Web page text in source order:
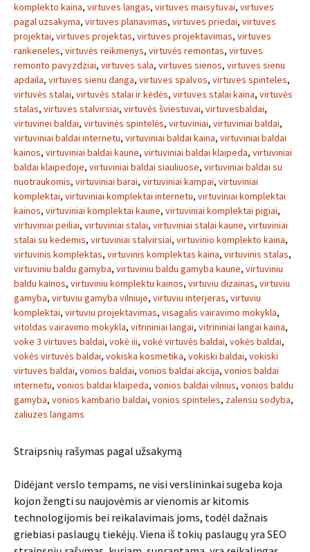
komplekto kaina, virtuves langas, virtuves maisytuvai, virtuves
pagal uzsakyma, virtuves planavimas, virtuves priedai, virtuves
projektai, virtuves projektas, virtuves projektavimas, virtuves
rankeneles, virtuvės reikmenys, virtuvės remontas, virtuves
remonto pavyzdziai, virtuves sala, virtuves sienos, virtuves sienu
apdaila, virtuves sienu danga, virtuves spalvos, virtuves spinteles,
virtuvės stalai, virtuvės stalai ir kėdės, virtuves stalai kaina, virtuvės
stalas, virtuves stalvirsiai, virtuvės šviestuvai, virtuvesbaldai,
virtuvinei baldai, virtuvinės spintelės, virtuviniai, virtuviniai baldai,
virtuviniai baldai internetu, virtuviniai baldai kaina, virtuviniai baldai
kainos, virtuviniai baldai kaune, virtuviniai baldai klaipeda, virtuviniai
baldai klaipedoje, virtuviniai baldai siauliuose, virtuviniai baldai su
nuotraukomis, virtuviniai barai, virtuviniai kampai, virtuviniai
komplektai, virtuviniai komplektai internetu, virtuviniai komplektai
kainos, virtuviniai komplektai kaune, virtuviniai komplektai pigiai,
virtuviniai peiliai, virtuviniai stalai, virtuviniai stalai kaune, virtuviniai
stalai su kedemis, virtuviniai stalvirsiai, virtuvinio komplekto kaina,
virtuvinis komplektas, virtuvinis komplektas kaina, virtuvinis stalas,
virtuviniu baldu gamyba, virtuviniu baldu gamyba kaune, virtuviniu
baldu kainos, virtuviniu komplektu kainos, virtuviu dizainas, virtuviu
gamyba, virtuviu gamyba vilniuje, virtuviu interjeras, virtuviu
komplektai, virtuviu projektavimas, visagalis vairavimo mokykla,
vitoldas vairavimo mokykla, vitrininiai langai, vitrininiai langai kaina,
voke 3 virtuves baldai, vokė iii, vokė virtuvės baldai, vokės baldai,
vokės virtuvės baldai, vokiska kosmetika, vokiski baldai, vokiski
virtuves baldai, vonios baldai, vonios baldai akcija, vonios baldai
internetu, vonios baldai klaipeda, vonios baldai vilnius, vonios baldu
gamyba, vonios kambario baldai, vonios spinteles, zalensu sodyba,
zaliuzes langams
Straipsnių rašymas pagal užsakymą
Didėjant verslo tempams, ne visi verslininkai sugeba koja
kojon žengti su naujovėmis ar vienomis ar kitomis
technologijomis bei reikalavimais joms, todėl dažnais
griebiasi paslaugų tiekėjų. Viena iš tokių paslaugų yra SEO